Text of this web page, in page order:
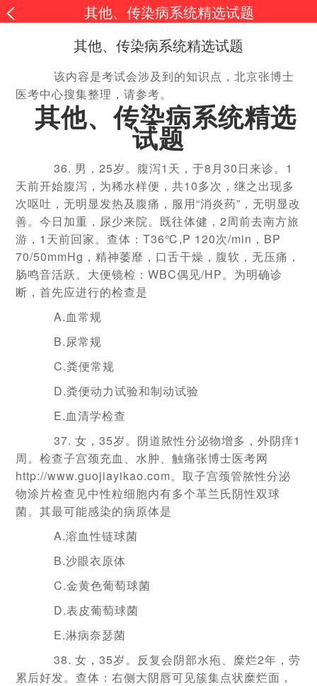
其他、传染病系统精选试题
其他、传染病系统精选试题
该内容是考试会涉及到的知识点，北京张博士
医考中心搜集整理，请参考。
其他、传染病系统精选
试题
36. 男，25岁。腹泻1天，于8月30日来诊。1
天前开始腹泻，为稀水样便，共10多次，继之出现多
次呕吐，无明显发热及腹痛，服用“消炎药”，无明显改
善。今日加重，尿少来院。既往体健，2周前去南方旅
游，1天前回家。查体：T36℃,P 120次/min，BP
70/50mmHg，精神萎靡，口舌干燥，腹软，无压痛，
肠鸣音活跃。大便镜检：WBC偶见/HP。为明确诊
断，首先应进行的检查是
A.血常规
B.尿常规
C.粪便常规
D.粪便动力试验和制动试验
E.血清学检查
37. 女，35岁。阴道脓性分泌物增多，外阴痒1
周。检查子宫颈充血、水肿、触痛张博士医考网
http://www.guojiayikao.com。取子宫颈管脓性分泌
物涂片检查见中性粒细胞内有多个革兰氏阴性双球
菌。其最可能感染的病原体是
A.溶血性链球菌
B.沙眼衣原体
C.金黄色葡萄球菌
D.表皮葡萄球菌
E.淋病奈瑟菌
38. 女，35岁。反复会阴部水疱、糜烂2年，劳
累后好发。查体：右侧大阴唇可见簇集点状糜烂面，